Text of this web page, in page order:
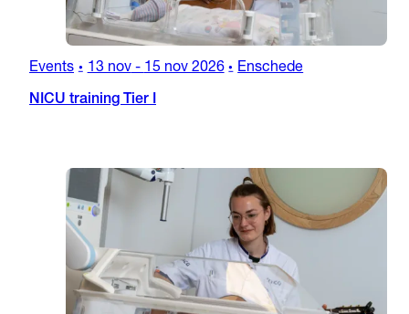
Events • 13 nov-15 nov 2026 • Enschede
NICU training Tier I